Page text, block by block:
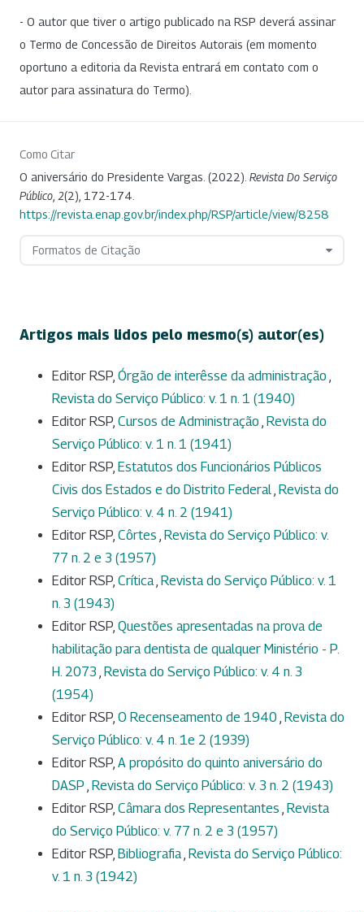
- O autor que tiver o artigo publicado na RSP deverá assinar
o Termo de Concessão de Direitos Autorais (em momento
oportuno a editoria da Revista entrará em contato com o
autor para assinatura do Termo).
Como Citar
O aniversário do Presidente Vargas. (2022). Revista Do Serviço
Público 2(2), 172-174.
https://revista.enap.gov.br/index.php/RSP/article/view/8258
Formatos de Citação
Artigos mais lidos pelo mesmo(s) autor(es)
Editor RSP, Órgão de interêsse da administração ,
Revista do Serviço Público: v. 1 n. 1 (1940)
Editor RSP, Cursos de Administração , Revista do
Serviço Público: v. 1 n. 1 (1941)
Editor RSP, Estatutos dos Funcionários Públicos
Civis dos Estados e do Distrito Federal, Revista do
Serviço Público: v. 4 n. 2 (1941)
Editor RSP, Côrtes , Revista do Serviço Público: v.
77 n. 2 e 3 (1957)
Editor RSP, Crítica, Revista do Serviço Público: v. 1
n. 3 (1943)
Editor RSP, Questões apresentadas na prova de
habilitação para dentista de qualquer Ministério - P.
H. 2073 , Revista do Serviço Público: v. 4 n. 3
(1954)
Editor RSP, O Recenseamento de 1940 , Revista do
Serviço Público: v. 4 n. 1e 2 (1939)
Editor RSP, A propósito do quinto aniversário do
DASP , Revista do Serviço Público: v. 3 n. 2 (1943)
Editor RSP, Câmara dos Representantes , Revista
do Serviço Público: v. 77 n. 2 e 3 (1957)
Editor RSP, Bibliografia, Revista do Serviço Público:
v. 1 n. 3 (1942)